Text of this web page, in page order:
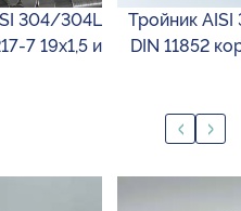
304/304L
7 19х1,5 и
Тройник
DIN 11852